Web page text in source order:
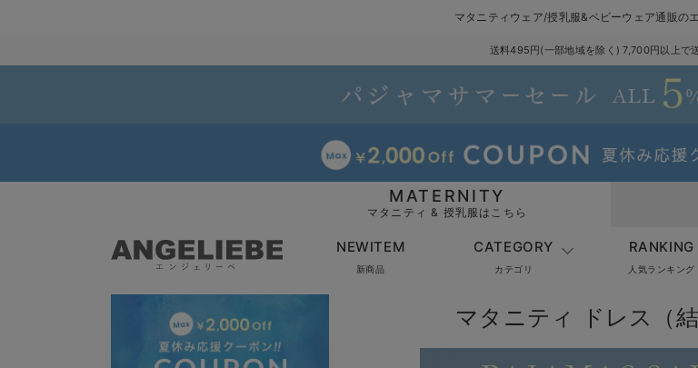
マタニティウェア/授乳服&ベビーウェア通販の
送料495円(一部地域を除く) 7,700円以上で
MATERNITY
マタニティ & 授乳服はこちら
NEWITEM
新商品
CATEGORY
カテゴリ
RANKING
人気ランキング
マタニティ ドレス（